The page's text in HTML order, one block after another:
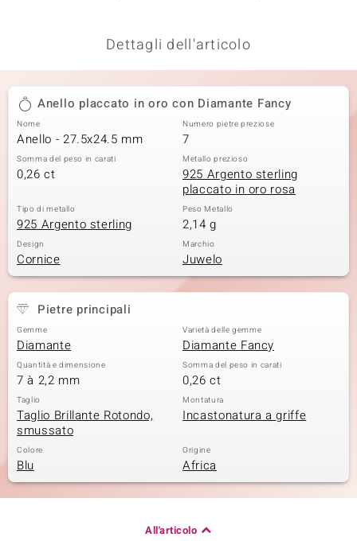
Classics
Dettagli dell'articolo
Anello placcato in oro con Diamante Fancy
Nome
Anello - 27.5x24.5 mm
Numero pietre preziose
7
Somma del peso in carati
0,26 ct
Metallo prezioso
925 Argento sterling
placcato in oro rosa
Tipo di metallo
925 Argento sterling
Peso Metallo
2,14 g
Design
Cornice
Marchio
Juwelo
Pietre principali
Gemme
Diamante
Varietà delle gemme
Diamante Fancy
Quantità e dimensione
7 à 2,2 mm
Somma del peso in carati
0,26 ct
Taglio
Taglio Brillante Rotondo,
smussato
Montatura
Incastonatura a griffe
Colore
Blu
Origine
Africa
All'articolo